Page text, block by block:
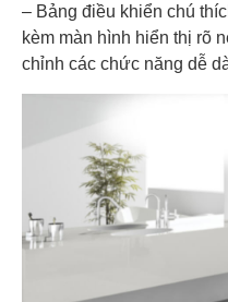
Tiện ích
kẹt tay Tự khởi
Xuất Xứ & Bảo Hành
Sản xuất
Thái Lan
Năm ra
– Bảng điều khiển chú
kèm màn hình hiển thị rõ
chỉnh các chức năng dễ